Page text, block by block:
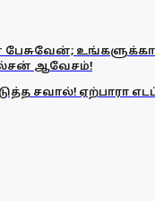
ஆவேசம்!
சவால்! ஏற்பாரா